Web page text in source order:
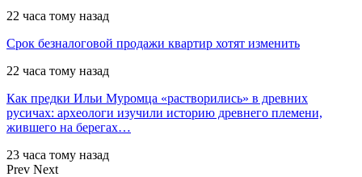
22 часа тому назад
Срок безналоговой продажи квартир хотят изменить
22 часа тому назад
Как предки Ильи Муромца «растворились» в древних
русичах: археологи изучили историю древнего племени,
жившего на берегах…
23 часа тому назад
Prev Next